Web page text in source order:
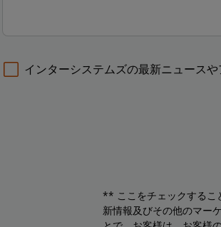
インターシステムズの最新ニュース
** ここをチェックするこ
新情報及びその他のマー